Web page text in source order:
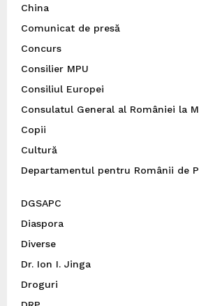
China
Comunicat de presă
Concurs
Consilier MPU
Consiliul Europei
Consulatul General al României la
Copii
Cultură
Departamentul pentru Românii de
DGSAPC
Diaspora
Diverse
Dr. Ion I. Jinga
Droguri